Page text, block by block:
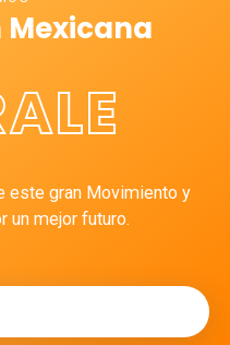
Mexicana
este gran Movimiento y
un mejor futuro.